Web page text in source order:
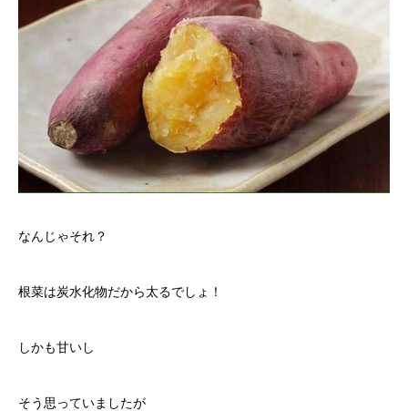
なんじゃそれ？
根菜は炭水化物だから太るでしょ！
しかも甘いし
そう思っていましたが